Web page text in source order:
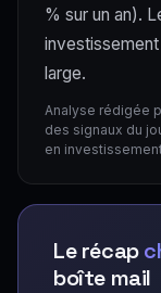
% sur un an).
large.
Analyse rédigée
des signaux du
en
Le récap
boîte mail